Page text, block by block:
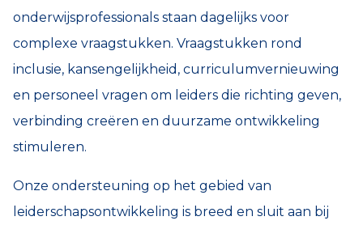
onderwijsprofessionals staan dagelijks voor
complexe vraagstukken. Vraagstukken rond
inclusie, kansengelijkheid, curriculumvernieuwing
en personeel vragen om leiders die richting geven,
verbinding creëren en duurzame ontwikkeling
stimuleren.
Onze ondersteuning op het gebied van
leiderschapsontwikkeling is breed en sluit aan bij